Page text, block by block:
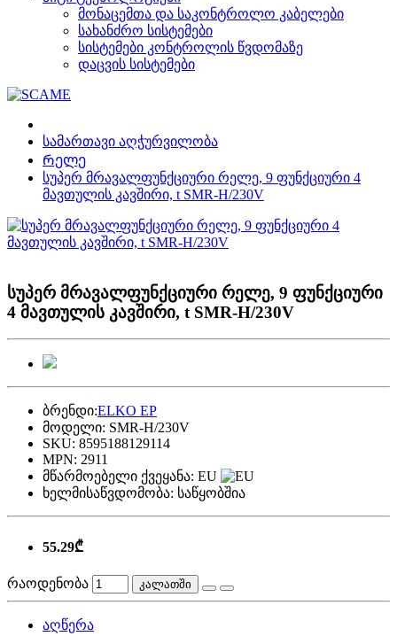
მონაცემთა და საკონტროლო კაბელები
სახანძრო სისტემები
სისტემები კონტროლის წვდომაზე
დაცვის სისტემები
სამართავი აღჭურვილობა
Რელე
სუპერ მრავალფუნქციური რელე, 9 ფუნქციური 4
მავთულის კავშირი, t SMR-H/230V
სუპერ მრავალფუნქციური რელე, 9 ფუნქციური
4 მავთულის კავშირი, t SMR-H/230V
ბრენდი:ELKO EP
მოდელი: SMR-H/230V
SKU: 8595188129114
MPN: 2911
მწარმოებელი ქვეყანა: EU
ხელმისაწვდომობა: საწყობშია
55.29₾
რაოდენობა კალათში
აღწერა